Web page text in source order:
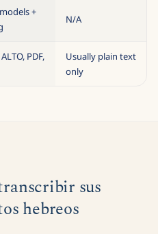
+
N/A
PDF,
Usually plain text
only
sus
hebreos